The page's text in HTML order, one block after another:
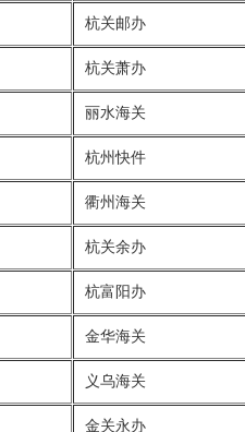
杭关邮办
杭关萧办
丽水海关
杭州快件
衢州海关
杭关余办
杭富阳办
金华海关
义乌海关
金关永办